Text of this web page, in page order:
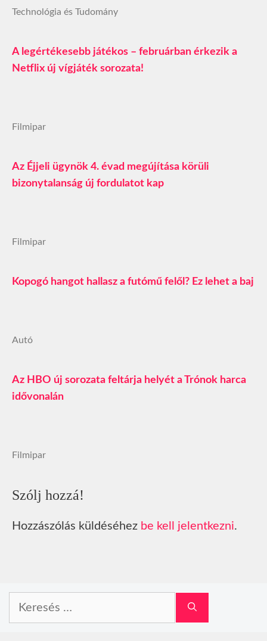
Technológia és Tudomány
A legértékesebb játékos – februárban érkezik a
Netflix új vígjáték sorozata!
Filmipar
Az Éjjeli ügynök 4. évad megújítása körüli
bizonytalanság új fordulatot kap
Filmipar
Kopogó hangot hallasz a futómű felől? Ez lehet a baj
Autó
Az HBO új sorozata feltárja helyét a Trónok harca
idővonalán
Filmipar
Szólj hozzá!
Hozzászólás küldéséhez be kell jelentkezni.